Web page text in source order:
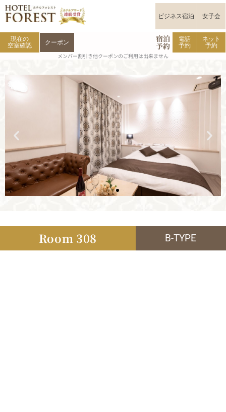
内
容
を
プ
ビジネス宿泊 女子会
現在の
空室確認
クーポン 宿泊
予約
電話
予約
ネット
予約
メンバー割引き他クーポンのご利用は出来ません
Room 308 B-TYPE